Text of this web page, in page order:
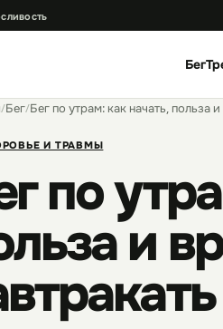
Бег
/Бег/Бег по утрам: как начать, польза
И ТРАВМЫ
по
и